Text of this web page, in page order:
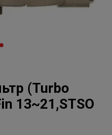
(Turbo
13~21,STSO